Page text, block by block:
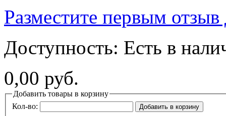
Разместите первым отзыв
Доступность: Есть в
0,00 руб.
Добавить товары в корзину
Кол-во:
Добавить в корзину